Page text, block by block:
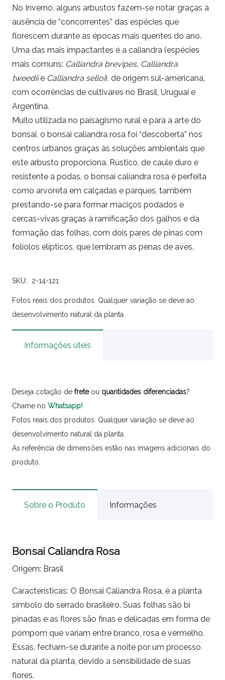
No Inverno, alguns arbustos fazem-se notar graças à
ausência de “concorrentes” das espécies que
florescem durante as épocas mais quentes do ano.
Uma das mais impactantes é a caliandra (espécies
mais comuns: Calliandra brevipes, Calliandra
tweediie Calliandra selloi), de origem sul-americana,
com ocorrências de cultivares no Brasil, Uruguai e
Argentina.
Muito utilizada no paisagismo rural e para a arte do
bonsai, o bonsai caliandra rosa foi “descoberta” nos
centros urbanos graças às soluções ambientais que
este arbusto proporciona. Rústico, de caule duro e
resistente a podas, o bonsai caliandra rosa é perfeita
como arvoreta em calçadas e parques, também
prestando-se para formar maciços podados e
cercas-vivas graças à ramificação dos galhos e da
formação das folhas, com dois pares de pinas com
folíolos elípticos, que lembram as penas de aves.
SKU: 2-14-121
Fotos reais dos produtos. Qualquer variação se deve ao
desenvolvimento natural da planta.
Informações úteis
Deseja cotação de freteou quantidades diferenciadas?
Chame no Whatsapp!
Fotos reais dos produtos. Qualquer variação se deve ao
desenvolvimento natural da planta.
As referência de dimensões estão nas imagens adicionais do
produto.
Sobre o Produto Informações
Bonsai Caliandra Rosa
Origem: Brasil
Características: O Bonsai Caliandra Rosa, é a planta
símbolo do serrado brasileiro. Suas folhas são bi
pinadas e as flores são finas e delicadas em forma de
pompom que variam entre branco, rosa e vermelho.
Essas, fecham-se durante a noite por um processo
natural da planta, devido a sensibilidade de suas
flores.